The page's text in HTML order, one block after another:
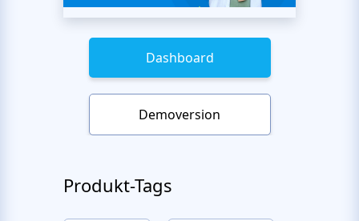
Dashboard
Demoversion
Produkt-Tags